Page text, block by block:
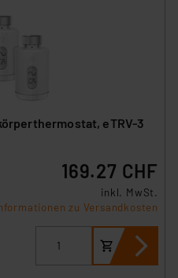
eTRV-3
169.27 CHF
inkl. MwSt.
zu Versandkosten